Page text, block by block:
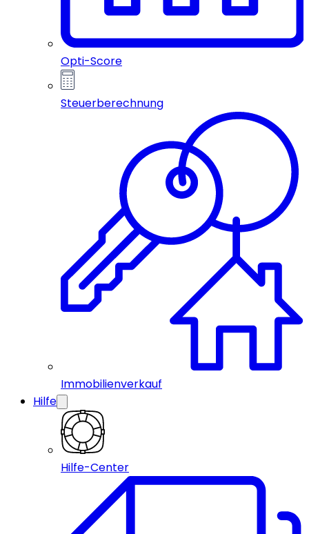
Opti-Score
Steuerberechnung
Immobilienverkauf
Hilfe
Hilfe-Center